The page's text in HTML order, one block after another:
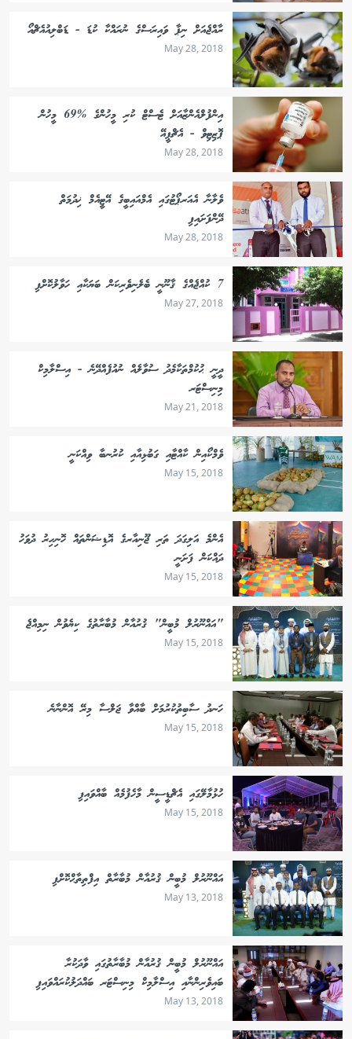
ރާއްޖެއަށް ނިޕާ ވައިރަސްގެ ނުރައްކާ ކުޑަ - ޑަބްލިއުއެޗްއޯ
May 28, 2018
އިންފުލްއެންޒާއަށް ޓެސްޓް ކުރި މީހުންގެ %69 މީހުން
ޕޮޒިޓިވް - އެޗްޕީއޭ
May 28, 2018
ވެލާނާ އެއަރޕޯޓުގައި އެމްއައިބީގެ އޭޓީއެމް ޚިދުމަތް
ދޭންފަށައިފި
May 28, 2018
7 ކުއްޖެއްގެ ޤާނޫނީ ބެލެނިވެރިކަން ބަޔަކާއި ހަވާލުކޮށްފި
May 27, 2018
ދީނީ ޙުކުމްތަކާމެދު ސުވާލެއް ނުއުފެއްދޭނެ - އިސްލާމިކް
މިނިސްޓަރ
May 21, 2018
ވެމްކޯއިން ކާއްޓާއި ގަބުޅިއާއި ކުރުނބާ ވިއްކަނީ
May 15, 2018
އެންމެ އަލިގަދަ ތަރި ޖޫނިއާރގެ އޮޑިޝަންތައް ހޮނިހިރު ދުވަހު
ދައްކަން ފަށަނީ
May 15, 2018
"އައްނޫރުލް މުބީން" ޤުރުއާން މުބާރާތުގެ ކިޔެވުން ނިމިއްޖެ
May 15, 2018
ހަނދު ސާބިތުކުރުމަށް ބާއްވާ ޖަލްސާ މިރޭ އޮންނާނެ
May 15, 2018
ހުޅުމާލޭގައި އެޗްޑީސީން މާހެފުމެއް ބާއްވައިފި
May 15, 2018
އައްނޫރުލް މުބީން ޤުރުއާން މުބާރާތް އިފްތިތާޙްކޮށްފި
May 13, 2018
އައްނޫރުލް މުބީން ޤުރުއާން މުބާރާތުގައި ވާދަކުރާ
ބައިވެރިންނާއި އިސްލާމިކް މިނިސްޓަރ ބައްދަލުކުރައްވައިފި
May 13, 2018